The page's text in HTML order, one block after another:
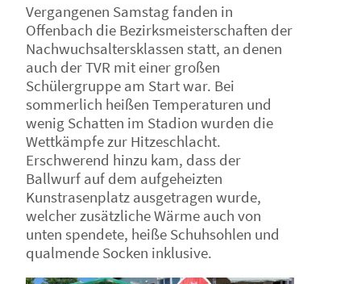
Vergangenen Samstag fanden in
Offenbach die Bezirksmeisterschaften der
Nachwuchsaltersklassen statt, an denen
auch der TVR mit einer großen
Schülergruppe am Start war. Bei
sommerlich heißen Temperaturen und
wenig Schatten im Stadion wurden die
Wettkämpfe zur Hitzeschlacht.
Erschwerend hinzu kam, dass der
Ballwurf auf dem aufgeheizten
Kunstrasenplatz ausgetragen wurde,
welcher zusätzliche Wärme auch von
unten spendete, heiße Schuhsohlen und
qualmende Socken inklusive.